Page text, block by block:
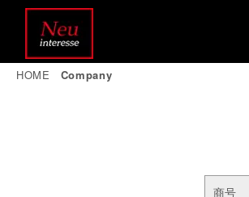
HOME Company
商号